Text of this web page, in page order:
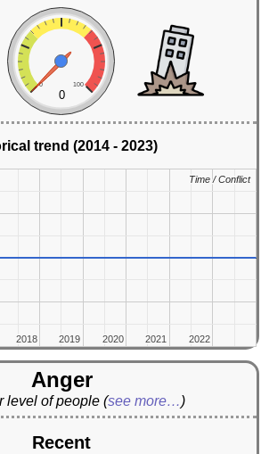
0 100
0
trend (2014 - 2023)
2018
2018 2019
2019 2020
2020 2021
2021 2022
2022
Time / Conflict
Time / Conflict
Anger
level of people (see more…)
Recent